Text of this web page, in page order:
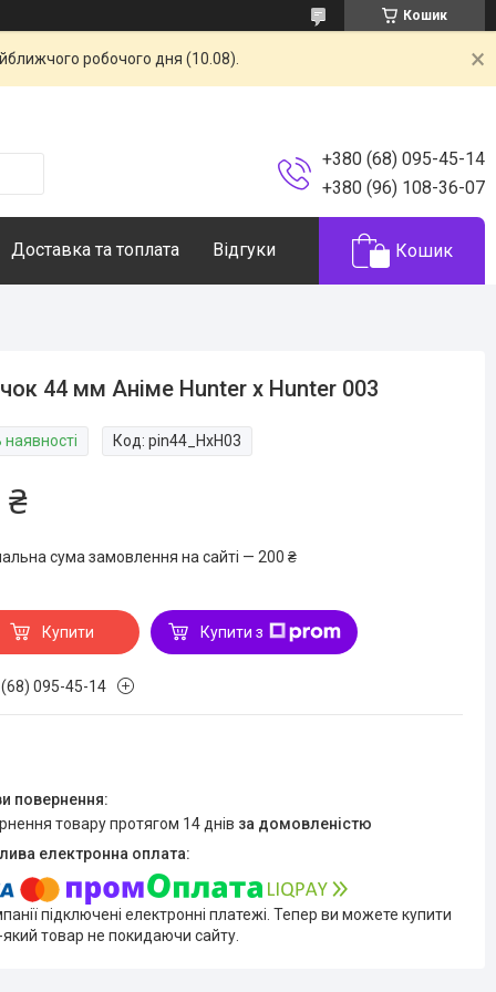
Кошик
робочого дня (10.08).
+380 (68) 095-45-14
+380 (96) 108-36-07
Доставка та топлата Відгуки Кошик
44 мм Аніме Hunter x Hunter 003
наявності Код:pin44_HxH03
сума замовлення на сайті — 200 ₴
Купити Купити з
095-45-14
товару протягом 14 днів за домовленістю
підключені електронні платежі. Тепер ви можете купити
товар не покидаючи сайту.